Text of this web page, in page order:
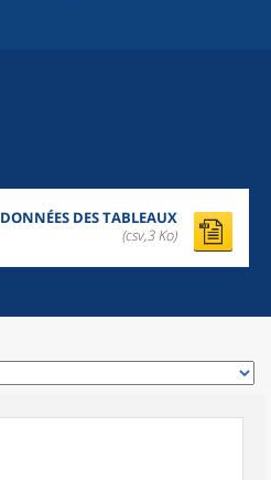
DONNÉES DES TABLEAUX
(csv,3 Ko)